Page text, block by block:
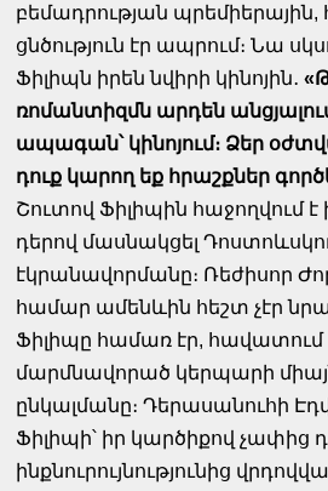
բեմադրության
ցնծություն էր ապրում։ Նա
Ֆիլիպն իրեն նվիրի կինոյին․
ռոմանտիզմն արդեն
ապագան՝ կինոյում։ Ձեր
դուք կարող եք հրաշքներ
Շուտով Ֆիլիպին հաջողվում
դերով մասնակցել
էկրանավորմանը։ Ռեժիսոր
համար ամենևին հեշտ չէր
Ֆիլիպը համառ էր, հավատում
մարմնավորած կերպարի
ընկալմանը։ Դերասանուհի
Ֆիլիպի՝ իր կարծիքով չափից
ինքնուրույնությունից